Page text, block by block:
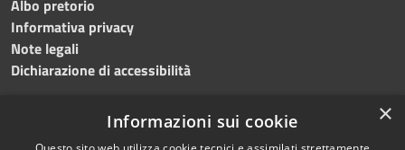
Albo pretorio
Informativa privacy
Note legali
Dichiarazione di accessibilità
×
Informazioni sui cookie